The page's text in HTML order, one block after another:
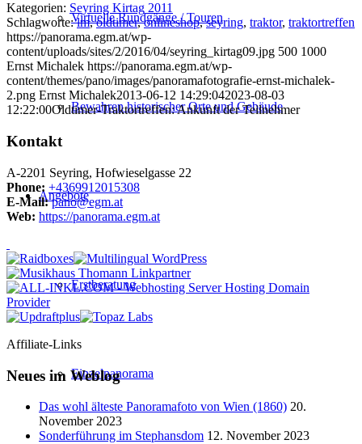
Virtuelle Rundgänge / Touren
Bewahren historischer Orte und Gebäude
Angebote
Erstberatung
Einzelpanorama
Kategorien: Seyring Kirtag 2011
Schlagworte:lm,oldtimer,onlineshop,seyring, traktor, traktortreffen
https://panorama.egm.at/wp-
content/uploads/sites/2/2016/04/seyring_kirtag09.jpg 500 1000
Ernst Michalek https://panorama.egm.at/wp-
content/themes/pano/images/panoramafotografie-ernst-michalek-
2.png Ernst Michalek2013-06-12 14:29:042023-08-03
12:22:00Oldtimer-Traktortreffen: Ankunft der Teilnehmer
Kontakt
A-2201 Seyring, Hofwieselgasse 22
Phone: +4369912015308
E-Mail: pano@egm.at
Web: https://panorama.egm.at
Affiliate-Links
Neues im Weblog
Das wohl älteste Panoramafoto von Wien (1860) 20.
November 2023
Sonderführung im Stephansdom 12. November 2023